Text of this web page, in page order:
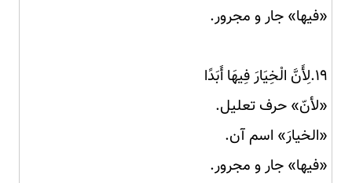
«فيها» جار و مجرور.
۱۹.لِأَنَّ الْخِيَارَ فِيهَا أَبَدًا
«لأنّ» حرف تعلیل.
«الخيارَ» اسم آن.
«فيها» جار و مجرور.